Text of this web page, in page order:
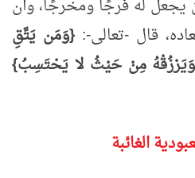
يجعل له فرجًا ومخرجًا، وأن
قال -تعالى-: {وَمَن يَتَّقِ
2 وَيَرْزُقْهُ مِنْ حَيْثُ لا يَحْتَسِبُ}
الغائبة